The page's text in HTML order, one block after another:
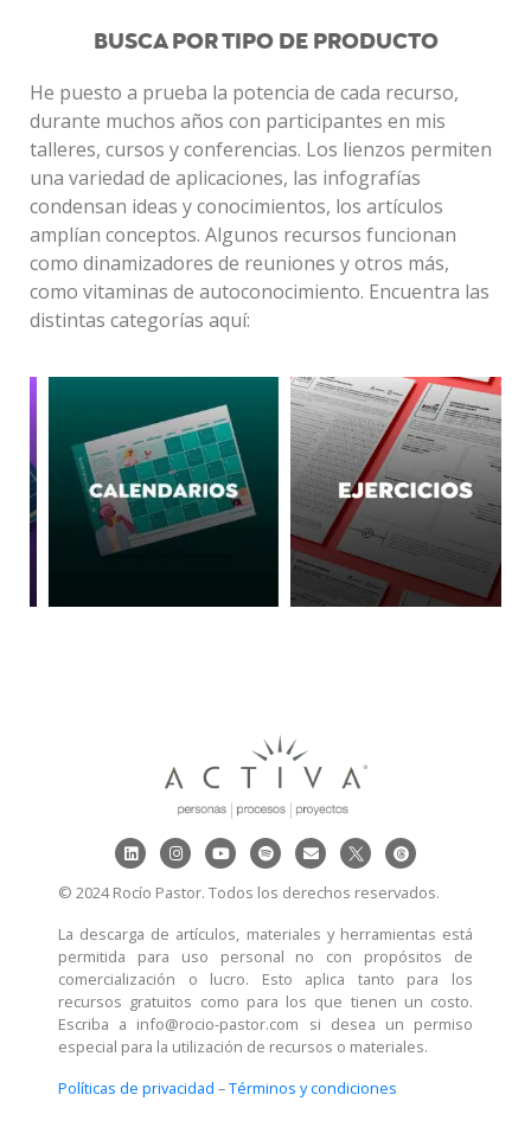
BUSCA POR TIPO DE PRODUCTO
He puesto a prueba la potencia de cada recurso,
durante muchos años con participantes en mis
talleres, cursos y conferencias. Los lienzos permiten
una variedad de aplicaciones, las infografías
condensan ideas y conocimientos, los artículos
amplían conceptos. Algunos recursos funcionan
como dinamizadores de reuniones y otros más,
como vitaminas de autoconocimiento. Encuentra las
distintas categorías aquí:
© 2024 Rocío Pastor. Todos los derechos reservados.
La descarga de artículos, materiales y herramientas está
permitida para uso personal no con propósitos de
comercialización o lucro. Esto aplica tanto para los
recursos gratuitos como para los que tienen un costo.
Escriba a info@rocio-pastor.com si desea un permiso
especial para la utilización de recursos o materiales.
Políticas de privacidad –Términos y condiciones